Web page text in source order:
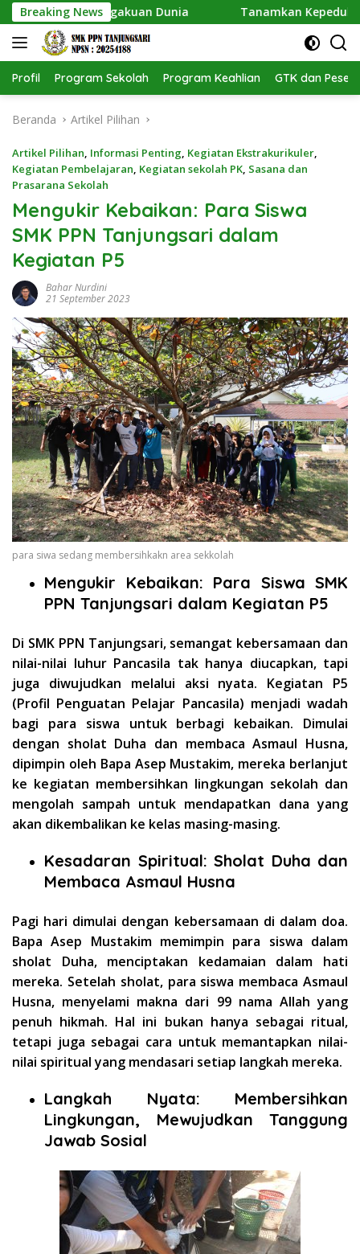
Langsung
ke
konten
Breaking News
Pengakuan Dunia Tanamkan Kepedulian
Profil Program Sekolah Program Keahlian GTK dan
Beranda Artikel Pilihan
Artikel Pilihan, Informasi Penting, Kegiatan Ekstrakurikuler,
Kegiatan Pembelajaran, Kegiatan sekolah PK, Sasana dan
Prasarana Sekolah
Mengukir Kebaikan: Para Siswa
SMK PPN Tanjungsari dalam
Kegiatan P5
Bahar Nurdini
21 September 2023
para siwa sedang membersihkakn area sekkolah
Mengukir Kebaikan: Para Siswa SMK
PPN Tanjungsari dalam Kegiatan P5
Di SMK PPN Tanjungsari, semangat kebersamaan dan
nilai-nilai luhur Pancasila tak hanya diucapkan, tapi
juga diwujudkan melalui aksi nyata. Kegiatan P5
(Profil Penguatan Pelajar Pancasila) menjadi wadah
bagi para siswa untuk berbagi kebaikan. Dimulai
dengan sholat Duha dan membaca Asmaul Husna,
dipimpin oleh Bapa Asep Mustakim, mereka berlanjut
ke kegiatan membersihkan lingkungan sekolah dan
mengolah sampah untuk mendapatkan dana yang
akan dikembalikan ke kelas masing-masing.
Kesadaran Spiritual: Sholat Duha dan
Membaca Asmaul Husna
Pagi hari dimulai dengan kebersamaan di dalam doa.
Bapa Asep Mustakim memimpin para siswa dalam
sholat Duha, menciptakan kedamaian dalam hati
mereka. Setelah sholat, para siswa membaca Asmaul
Husna, menyelami makna dari 99 nama Allah yang
penuh hikmah. Hal ini bukan hanya sebagai ritual,
tetapi juga sebagai cara untuk memantapkan nilai-
nilai spiritual yang mendasari setiap langkah mereka.
Langkah Nyata: Membersihkan
Lingkungan, Mewujudkan Tanggung
Jawab Sosial